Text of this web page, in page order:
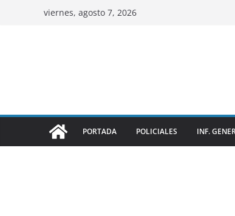
viernes, agosto 7, 2026
PORTADA POLICIALES INF.